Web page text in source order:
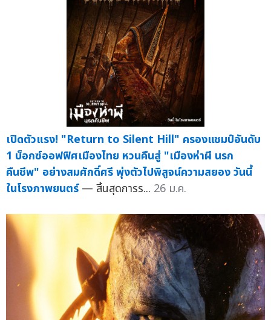
เปิดตัวแรง! "Return to Silent Hill" ครองแชมป์อันดับ
1 บ็อกซ์ออฟฟิศเมืองไทย หวนคืนสู่ "เมืองห่าผี นรก
คืนชีพ" อย่างสมศักดิ์ศรี พุ่งตัวไปพิสูจน์ความสยอง วันนี้
ในโรงภาพยนตร์ — สิ้นสุดการร... 26 ม.ค.